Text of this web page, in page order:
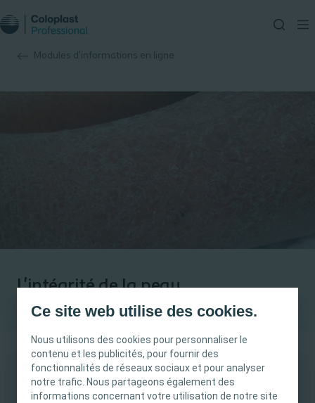
Ce site web utilise des cookies.
Nous utilisons des cookies pour personnaliser le
contenu et les publicités, pour fournir des
fonctionnalités de réseaux sociaux et pour analyser
notre trafic. Nous partageons également des
informations concernant votre utilisation de notre site
Modules d’informations en ligne
INFORMATION IMPORTANTE
L'intégrité de la peau
Information